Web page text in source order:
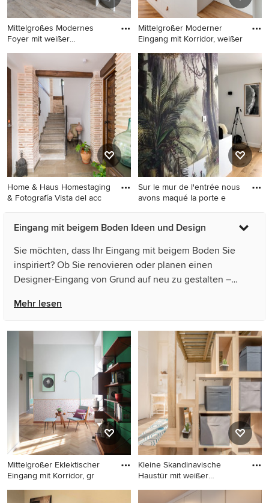
Mittelgroßes Modernes
Foyer mit weißer
Mittelgroßes Modernes
Foyer mit weißer Wandfarbe,
Porzellan-Bodenfliesen,
Einzeltür, weißer Haustür
und beigem Boden
Mittelgroßer Moderner
Eingang mit Korridor, weißer
Mittelgroßer Moderner
Eingang mit Korridor, weißer
Haustür, weißer Wandfarbe,
hellem Holzboden und
beigem Boden in Paris
Home & Haus Homestaging
& Fotografía Vista del acc
Kleiner Klassischer Eingang
mit Korridor, weißer
Bodenfliesen, Einzeltür,
brauner Haustür und beigem
Boden in Sonstige
Sur le mur de l'entrée nous
avons maqué la porte e
Kleiner Moderner Eingang
mit Korridor, bunten Wänden,
beigem Boden in Paris
Eingang mit beigem Boden Ideen und Design
Sie möchten, dass Ihr Eingang mit beigem Boden Sie
inspiriert? Ob Sie renovieren oder planen einen
Designer-Eingang von Grund auf neu zu gestalten –
Inneneinrichter und Architekten dieses Landes, unter
anderem von diotti.com und Giacomo Zanelli. Sehen Sie
sich Fotos in vielen verschiedenen Farben und Stilen an
– wenn Sie ein Eingang-Design entdeckt haben, das Sie
inspiriert, speichern Sie das Foto in einem Ideenbuch
oder kontaktieren Sie den Experten, dessen Design-
Ideen Sie sich auch für Ihr Zuhause vorstellen können.
Entdecken Sie in unserer Fotogalerie schöne Eingang-
Ideen und finden Sie heraus, warum Houzz die beste
Erfahrung bietet, wenn es um die Renovierung oder das
Einrichten von Haus und Wohnung geht.
Mehr lesen
Mittelgroßer Eklektischer
Eingang mit Korridor, gr
Mittelgroßer Eklektischer
Kleine Skandinavische
Haustür mit weißer
Kleine Skandinavische